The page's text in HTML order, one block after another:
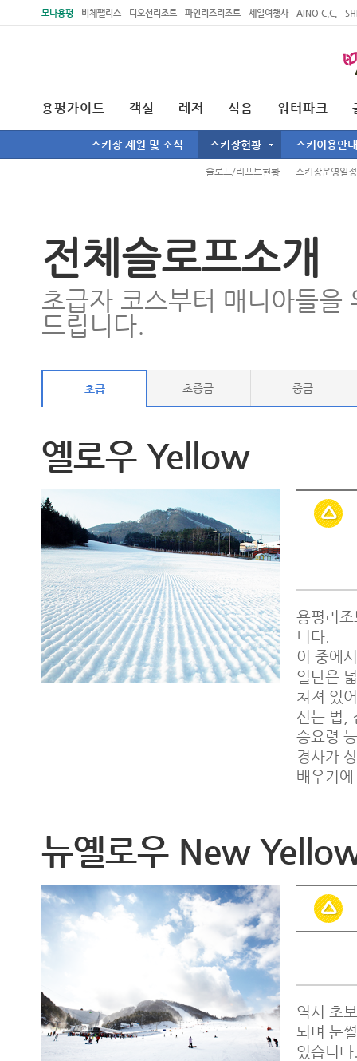
모나용평 비체팰리스 디오션리조트 파인리즈리조트 세일여행사 AINO C.C.
용평가이드 객실 레저 식음 워터파크
스키장 제원 및 소식 스키장현황
슬로프/리프트현황 스키장운영일정
스키이용안내
전체슬로프소개
초급자 코스부터 매니아들을
드립니다.
초급 초중급 중급
옐로우 Yellow
용평리
니다.
이 중에
일단은
쳐져 있
신는 법,
승요령
경사가
배우기
뉴옐로우 New
역시 초
되며 눈
있습니